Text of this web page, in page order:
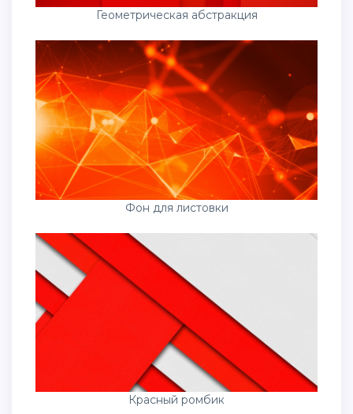
Геометрическая абстракция
Фон для листовки
Красный ромбик